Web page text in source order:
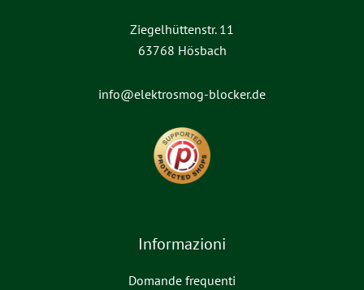
Ziegelhüttenstr. 11
63768 Hösbach
info@elektrosmog-blocker.de
Informazioni
Domande frequenti